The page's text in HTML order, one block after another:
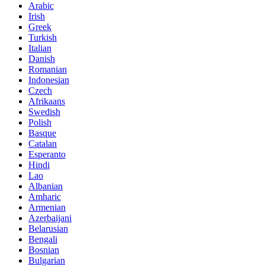
Arabic
Irish
Greek
Turkish
Italian
Danish
Romanian
Indonesian
Czech
Afrikaans
Swedish
Polish
Basque
Catalan
Esperanto
Hindi
Lao
Albanian
Amharic
Armenian
Azerbaijani
Belarusian
Bengali
Bosnian
Bulgarian